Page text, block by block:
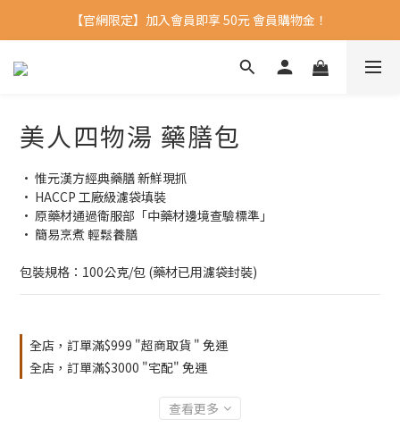
【官網限定】加入會員即享 50元 會員購物金！
美人四物湯 藥膳包
• 惟元漢方經典藥膳 新鮮現抓
• HACCP 工廠級濾袋填裝
• 原藥材通過衛服部「中藥材邊境查驗標準」
• 簡易烹煮 輕鬆養膳
包裝規格：100公克/包 (藥材已用濾袋封裝)
全店，訂單滿$999 "超商取貨 " 免運
全店，訂單滿$3000 "宅配" 免運
查看更多